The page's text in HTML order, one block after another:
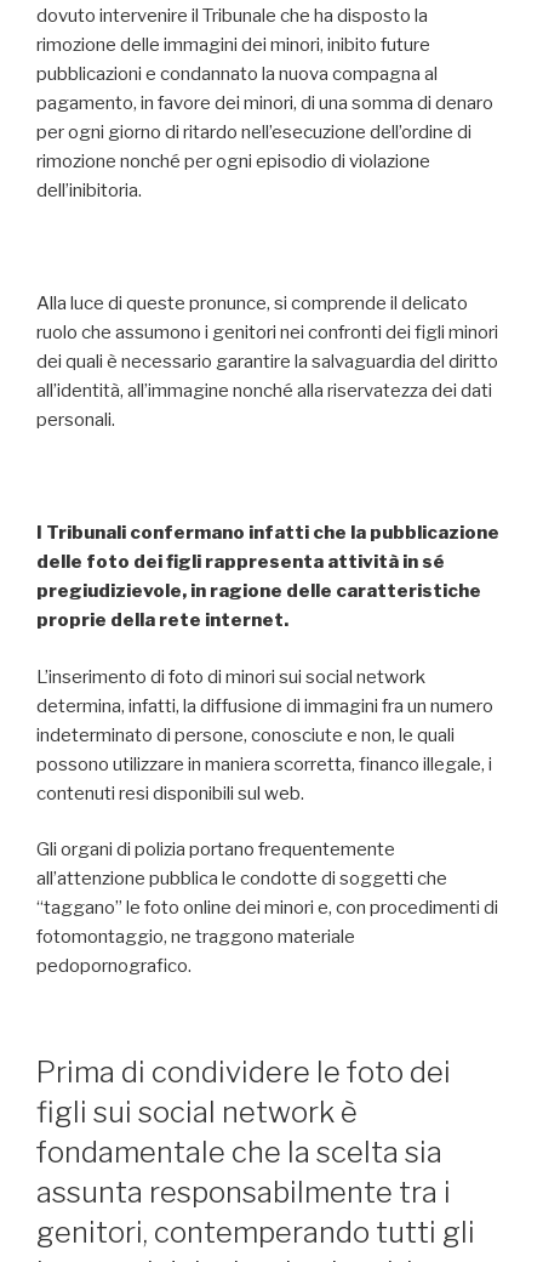
dovuto intervenire il Tribunale che ha disposto la
rimozione delle immagini dei minori, inibito future
pubblicazioni e condannato la nuova compagna al
pagamento, in favore dei minori, di una somma di denaro
per ogni giorno di ritardo nell’esecuzione dell’ordine di
rimozione nonché per ogni episodio di violazione
dell’inibitoria.
Alla luce di queste pronunce, si comprende il delicato
ruolo che assumono i genitori nei confronti dei figli minori
dei quali è necessario garantire la salvaguardia del diritto
all’identità, all’immagine nonché alla riservatezza dei dati
personali.
I Tribunali confermano infatti che la pubblicazione
delle foto dei figli rappresenta attività in sé
pregiudizievole, in ragione delle caratteristiche
proprie della rete internet.
L’inserimento di foto di minori sui social network
determina, infatti, la diffusione di immagini fra un numero
indeterminato di persone, conosciute e non, le quali
possono utilizzare in maniera scorretta, financo illegale, i
contenuti resi disponibili sul web.
Gli organi di polizia portano frequentemente
all’attenzione pubblica le condotte di soggetti che
“taggano” le foto online dei minori e, con procedimenti di
fotomontaggio, ne traggono materiale
pedopornografico.
Prima di condividere le foto dei
figli sui social network è
fondamentale che la scelta sia
assunta responsabilmente tra i
genitori, contemperando tutti gli